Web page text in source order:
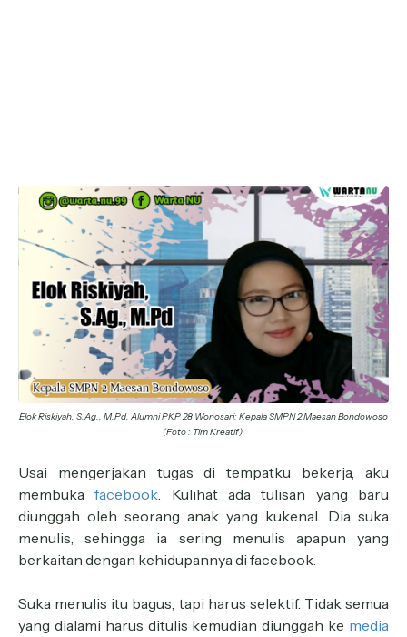
Elok Riskiyah, S.Ag., M.Pd, Alumni PKP 28 Wonosari; Kepala SMPN 2 Maesan Bondowoso
(Foto : Tim Kreatif)
Usai mengerjakan tugas di tempatku bekerja, aku
membukafacebook. Kulihat ada tulisan yang baru
diunggah oleh seorang anak yang kukenal. Dia suka
menulis, sehingga ia sering menulis apapun yang
berkaitan dengan kehidupannya di facebook.
Suka menulis itu bagus, tapi harus selektif. Tidak semua
yang dialami harus ditulis kemudian diunggah ke media